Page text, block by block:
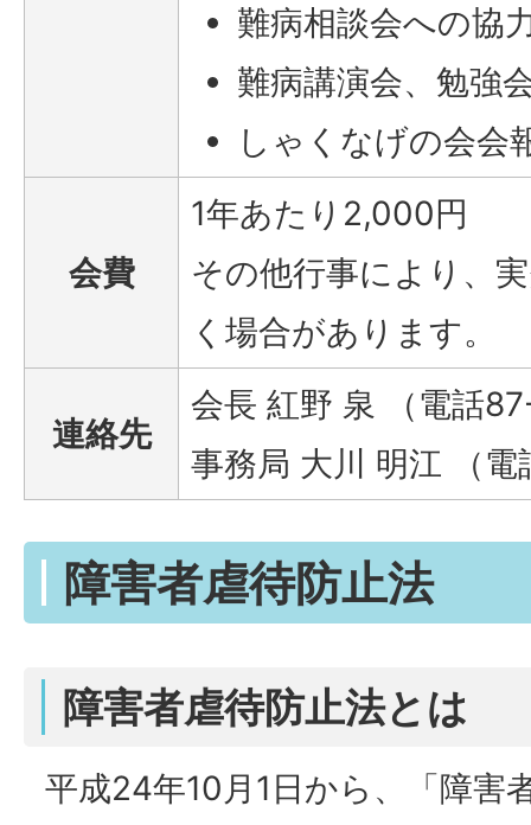
難病相談会への協
難病講演会、勉強
しゃくなげの会会
会費
1年あたり2,000円
その他行事により、
く場合があります。
連絡先
会長 紅野 泉 （電話
事務局 大川 明江 （
障害者虐待防止法
障害者虐待防止法とは
平成24年10月1日から、「障害